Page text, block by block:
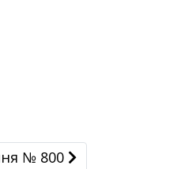
№ 800
№ 800